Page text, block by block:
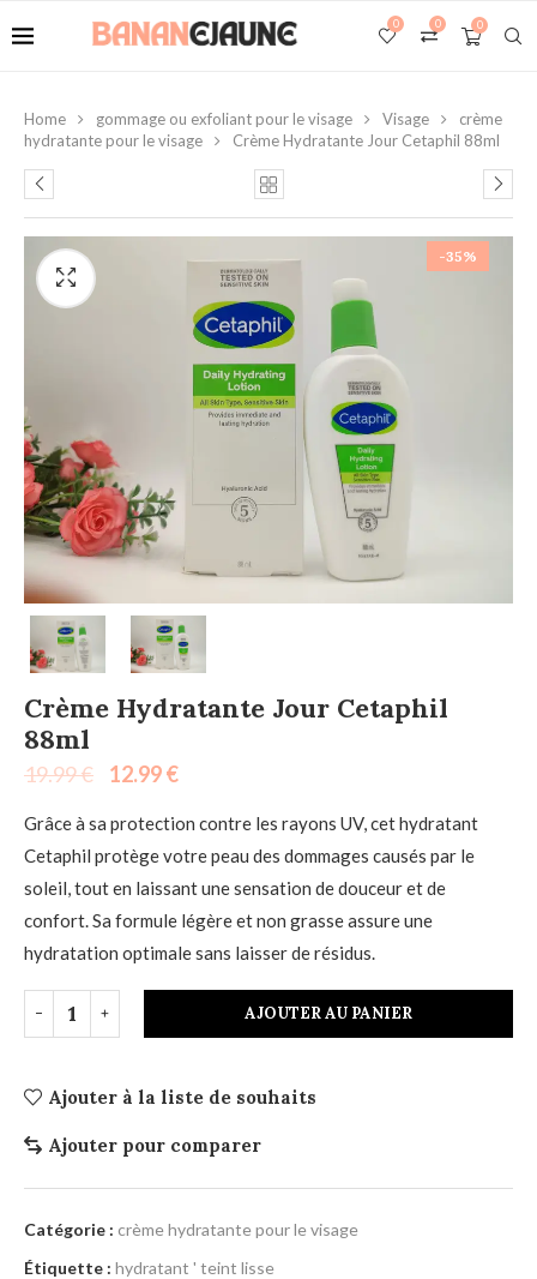
0
0
0
Home gommage ou exfoliant pour le visage Visage
crème
hydratante pour le visage
Crème Hydratante Jour Cetaphil 88ml
-35%
Crème Hydratante Jour Cetaphil
88ml
19.99€ 12.99€
Grâce à sa protection contre les rayons UV, cet hydratant
Cetaphil protège votre peau des dommages causés par le
soleil, tout en laissant une sensation de douceur et de
confort. Sa formule légère et non grasse assure une
hydratation optimale sans laisser de résidus.
AJOUTER AU PANIER
Ajouter à la liste de souhaits
Ajouter pour comparer
Catégorie : crème hydratante pour le visage
Étiquette : hydratant ' teint lisse